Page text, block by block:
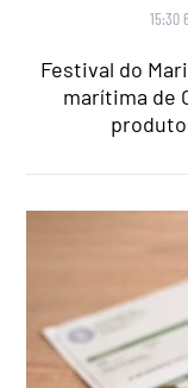
15:30
Festival do
marítima de